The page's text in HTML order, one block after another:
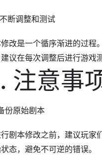
断调整和测试
改是一个循序渐进的过程
议在每次调整后进行游戏
注意事
份原始剧本
剧本修改之前，建议玩家
态，避免不可逆的错误。